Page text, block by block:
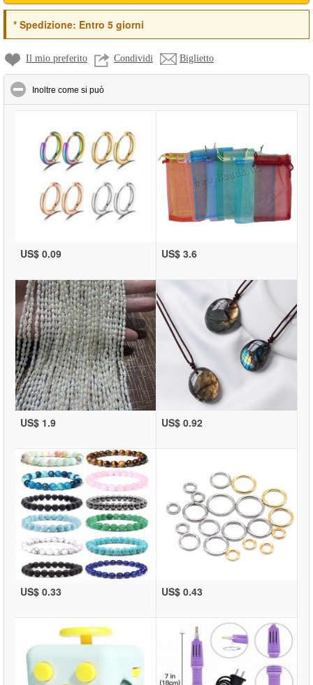
*Spedizione: Entro 5 giorni
Il mio preferito Condividi Biglietto
Inoltre come si può
US$ 0.09 US$ 3.6
US$ 1.9 US$ 0.92
US$ 0.33 US$ 0.43